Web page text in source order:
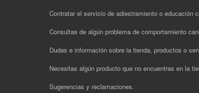
Contratar el servicio de adiestramiento o educación
Consultas de algún problema de comportamiento
Dudas e información sobre la tienda, productos o
Necesitas algún producto que no encuentras en la
Sugerencias y reclamaciones.